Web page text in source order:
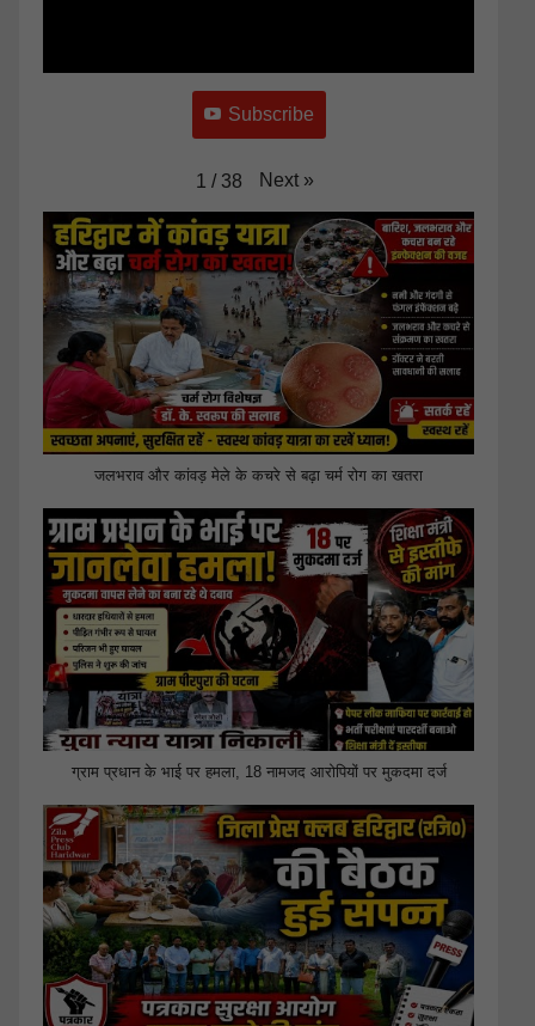
Subscribe
1 / 38 Next »
जलभराव और कांवड़ मेले के कचरे से बढ़ा चर्म रोग का खतरा
ग्राम प्रधान के भाई पर हमला, 18 नामजद आरोपियों पर मुकदमा दर्ज